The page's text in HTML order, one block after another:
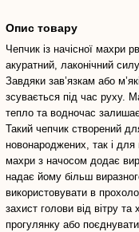
Опис товару
Чепчик із начісної махри
акуратний, лаконічний
Завдяки зав’язкам або
зсувається під час руху.
тепло та водночас
Такий чепчик створений
новонароджених, так і
махри з начосом додає
надає йому більш
використовувати в
захист голови від вітру
прогулянку або